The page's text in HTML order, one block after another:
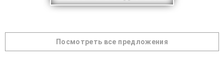
Посмотреть все предложения